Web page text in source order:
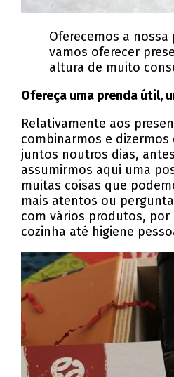
Oferecemos a
vamos oferecer
altura de muito
Ofereça uma prenda útil,
Relativamente aos
combinarmos e
juntos noutros dias,
assumirmos aqui uma
muitas coisas que
mais atentos ou
com vários produtos,
cozinha até higiene